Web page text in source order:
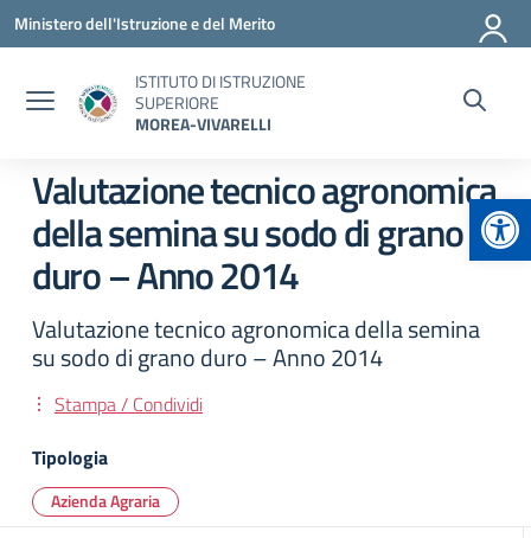
Vai ai contenuti
Vai al menu di navigazione
Vai al footer
Ministero dell'Istruzione e del Merito
ISTITUTO DI ISTRUZIONE
SUPERIORE
MOREA-VIVARELLI
Valutazione tecnico agronomica
della semina su sodo di grano
duro – Anno 2014
Valutazione tecnico agronomica della semina
su sodo di grano duro – Anno 2014
Stampa / Condividi
Tipologia
Azienda Agraria